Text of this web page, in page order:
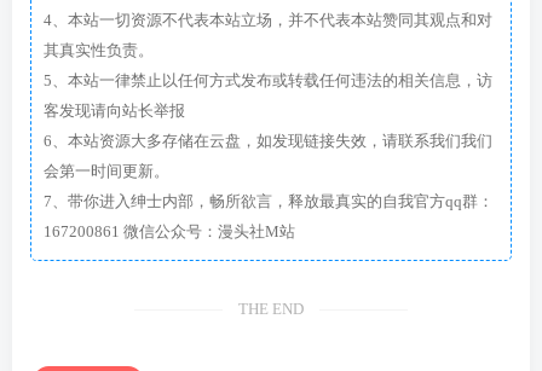
4、本站一切资源不代表本站立场，并不代表本站赞同其观点和对
其真实性负责。
5、本站一律禁止以任何方式发布或转载任何违法的相关信息，访
客发现请向站长举报
6、本站资源大多存储在云盘，如发现链接失效，请联系我们我们
会第一时间更新。
7、带你进入绅士内部，畅所欲言，释放最真实的自我官方qq群：
167200861 微信公众号：漫头社M站
THE END